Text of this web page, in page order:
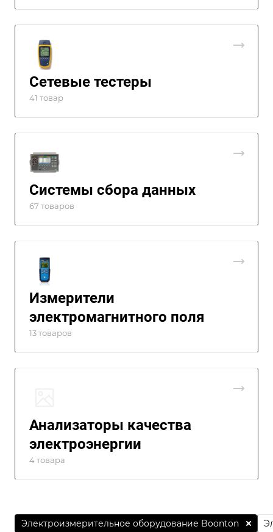
Сетевые тестеры
41 товар
Системы сбора данных
67 товаров
Измерители
электромагнитного поля
13 товаров
Анализаторы качества
электроэнергии
4 товара
Электроизмерительное оборудование Boonton